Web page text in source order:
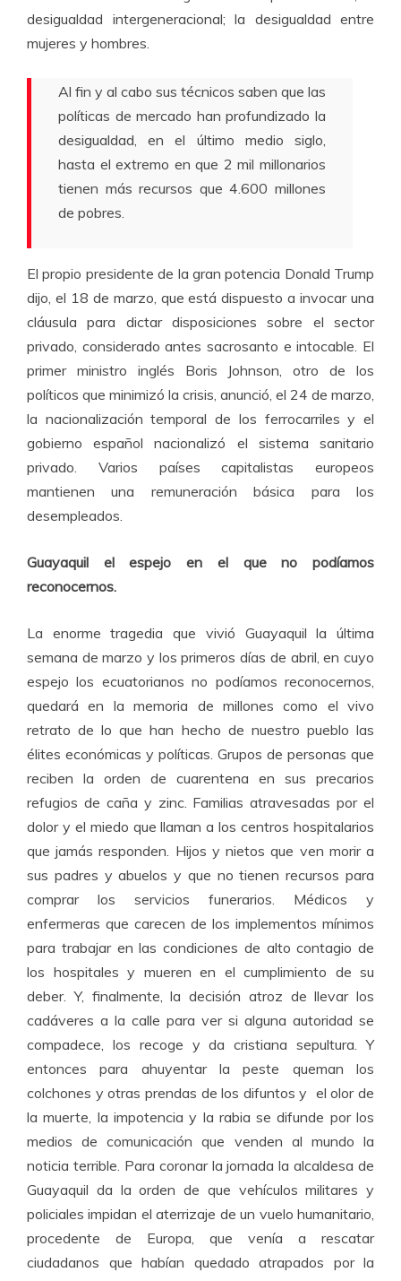
desigualdad intergeneracional; la desigualdad entre
mujeres y hombres.
Al fin y al cabo sus técnicos saben que las
políticas de mercado han profundizado la
desigualdad, en el último medio siglo,
hasta el extremo en que 2 mil millonarios
tienen más recursos que 4.600 millones
de pobres.
El propio presidente de la gran potencia Donald Trump
dijo, el 18 de marzo, que está dispuesto a invocar una
cláusula para dictar disposiciones sobre el sector
privado, considerado antes sacrosanto e intocable. El
primer ministro inglés Boris Johnson, otro de los
políticos que minimizó la crisis, anunció, el 24 de marzo,
la nacionalización temporal de los ferrocarriles y el
gobierno español nacionalizó el sistema sanitario
privado. Varios países capitalistas europeos
mantienen una remuneración básica para los
desempleados.
Guayaquil el espejo en el que no podíamos
reconocernos.
La enorme tragedia que vivió Guayaquil la última
semana de marzo y los primeros días de abril, en cuyo
espejo los ecuatorianos no podíamos reconocernos,
quedará en la memoria de millones como el vivo
retrato de lo que han hecho de nuestro pueblo las
élites económicas y políticas. Grupos de personas que
reciben la orden de cuarentena en sus precarios
refugios de caña y zinc. Familias atravesadas por el
dolor y el miedo que llaman a los centros hospitalarios
que jamás responden. Hijos y nietos que ven morir a
sus padres y abuelos y que no tienen recursos para
comprar los servicios funerarios. Médicos y
enfermeras que carecen de los implementos mínimos
para trabajar en las condiciones de alto contagio de
los hospitales y mueren en el cumplimiento de su
deber. Y, finalmente, la decisión atroz de llevar los
cadáveres a la calle para ver si alguna autoridad se
compadece, los recoge y da cristiana sepultura. Y
entonces para ahuyentar la peste queman los
colchones y otras prendas de los difuntos y el olor de
la muerte, la impotencia y la rabia se difunde por los
medios de comunicación que venden al mundo la
noticia terrible. Para coronar la jornada la alcaldesa de
Guayaquil da la orden de que vehículos militares y
policiales impidan el aterrizaje de un vuelo humanitario,
procedente de Europa, que venía a rescatar
ciudadanos que habían quedado atrapados por la